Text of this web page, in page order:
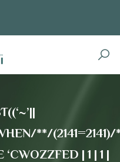
**/
| 1 | 1 |